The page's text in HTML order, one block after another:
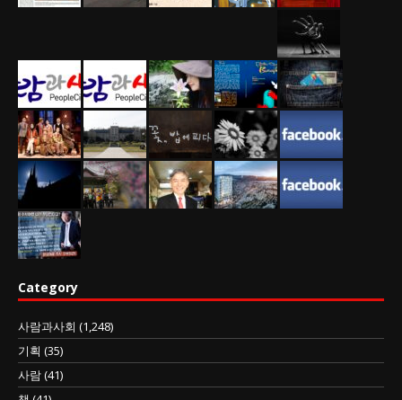
Category
사람과사회 (1,248)
기획 (35)
사람(41)